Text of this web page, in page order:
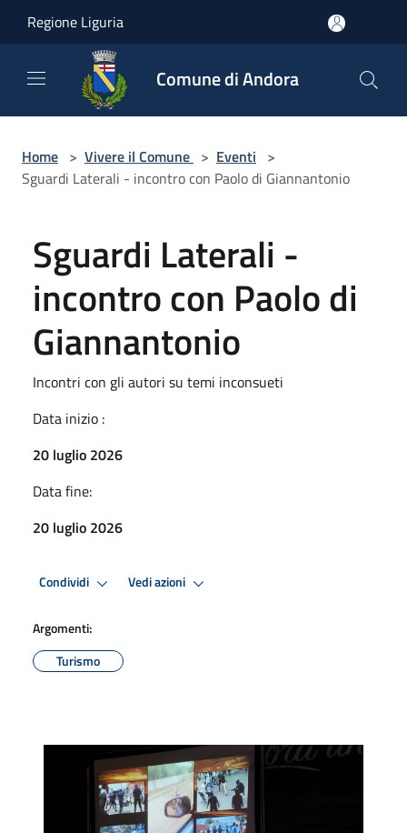
Regione Liguria
Comune di Andora
Home > Vivere il Comune > Eventi >
Sguardi Laterali - incontro con Paolo di Giannantonio
Sguardi Laterali -
incontro con Paolo di
Giannantonio
Incontri con gli autori su temi inconsueti
Data inizio :
20 luglio 2026
Data fine:
20 luglio 2026
Condividi Vedi azioni
Argomenti:
Turismo